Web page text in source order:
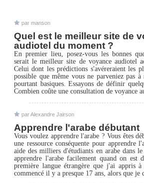
par manson
Quel est le meilleur site de
audiotel du moment ?
En premier lieu, posez-vous les bonnes
serait le meilleur site de voyance audiotel
Celui dont les prédictions s'avéreraient les
possible que même vous ne parveniez pas à
pourtant basiques. Essayons de définir
Combien coûte une consultation de voyance
par Alexandre Jairson
Apprendre l'arabe débutant
Vous voulez apprendre l'arabe ? Vous êtes
une ressource conséquente pour apprendre
aide des milliers d'étudiants en arabe dans
apprendre l'arabe facilement quand on est
première langue étrangère que j'ai appris
commencé il y a presque 17 ans, alors que je